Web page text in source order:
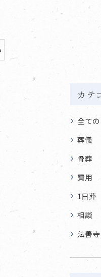
カテ
全て
葬儀
骨葬
費用
1日葬
相談
法善